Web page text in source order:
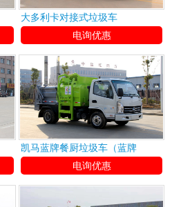
大多利卡对接式垃圾车
电询优惠
凯马蓝牌餐厨垃圾车（蓝牌
电询优惠